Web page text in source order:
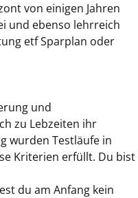
von einigen Jahren
und ebenso lehrreich
etf Sparplan oder
und
zu Lebzeiten ihr
wurden Testläufe in
Kriterien erfüllt. Du bist
du am Anfang kein